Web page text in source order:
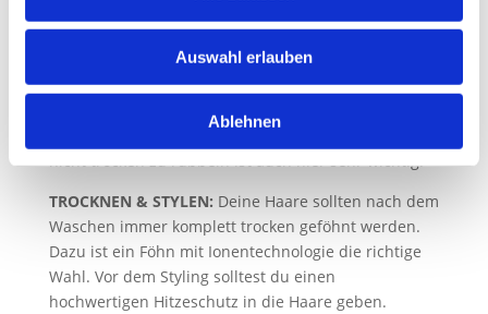
Auswahl erlauben
Ablehnen
Längen laufen zu lassen.
Mit einer zu dir und deinem Haar
passenden Kombination aus Conditioner, Maske und
Leave-In Pflege bleiben deine Tressen lange schön.
nicht trocken zu rubbeln ist auch hier sehr wichtig.
TROCKNEN & STYLEN: Deine Haare sollten nach dem
Waschen immer komplett trocken geföhnt werden.
Dazu ist ein Föhn mit Ionentechnologie die richtige
Wahl. Vor dem Styling solltest du einen
hochwertigen Hitzeschutz in die Haare geben.